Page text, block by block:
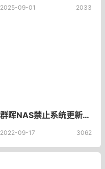
2025-09-01 2033
群晖NAS禁止系统更新DSM918+ 6.2.3禁止系统更新
2022-09-17 3062